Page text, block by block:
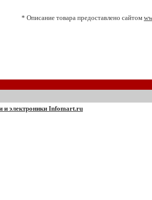
* Описание товара предоставлено сайтом
и электроники Infomart.ru